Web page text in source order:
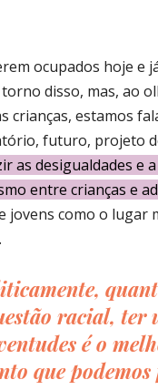
ocupados hoje e
disso, mas, ao
crianças, estamos
futuro, projeto
as desigualdades e
entre crianças e
jovens como o lugar
racial, ter
é o
que podemos